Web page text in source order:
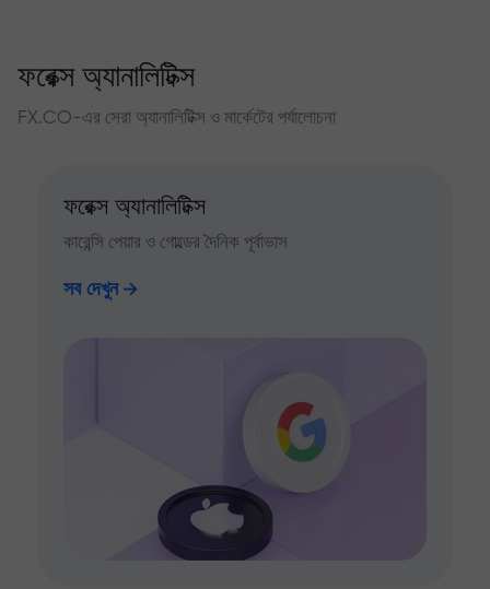
ফরেক্স অ্যানালিটিক্স
FX.CO-এর সেরা অ্যানালিটিক্স ও মার্কেটের পর্যালোচনা
ফরেক্স অ্যানালিটিক্স
কারেন্সি পেয়ার ও গোল্ডের দৈনিক পূর্বাভাস
সব দেখুন